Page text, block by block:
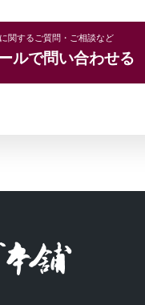
関するご質問・ご相談など
ルで問い合わせる